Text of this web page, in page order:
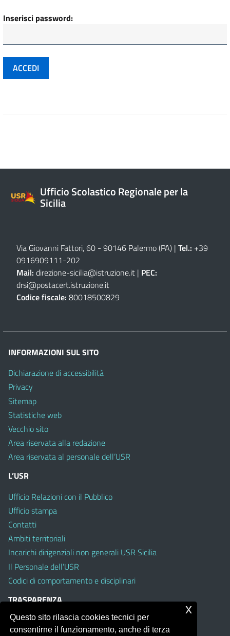
Inserisci password:
Ufficio Scolastico Regionale per la
Sicilia
Via Giovanni Fattori, 60 - 90146 Palermo (PA) | Tel.: +39
0916909111-202
Mail: direzione-sicilia@istruzione.it | PEC:
drsi@postacert.istruzione.it
Codice fiscale: 80018500829
INFORMAZIONI SUL SITO
Dichiarazione di accessibilità
Privacy
Sitemap
Statistiche web
Vecchio sito
Area riservata alla redazione
Area riservata al personale dell’USR
L’USR
Ufficio Relazioni con il Pubblico
Ufficio stampa
Contatti
Ambiti territoriali
Incarichi dirigenziali non generali USR Sicilia
Il Personale dell’USR
Codici di comportamento e disciplinari
TRASPARENZA
Albo on line
Questo sito rilascia cookies tecnici per
consentirne il funzionamento, anche di terza
x